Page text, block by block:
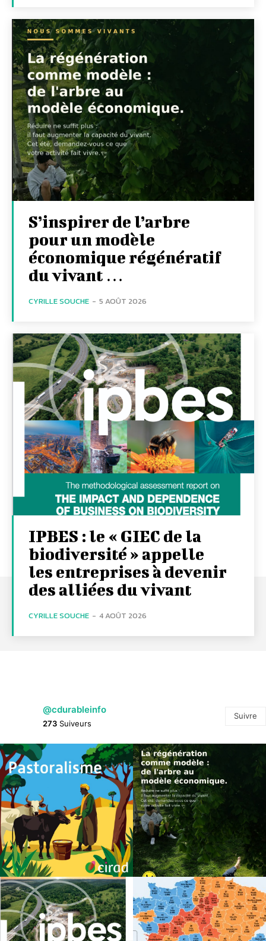
S’inspirer de l’arbre
pour un modèle
économique régénératif
du vivant …
CYRILLE SOUCHE - 5 AOÛT 2026
IPBES : le « GIEC de la
biodiversité » appelle
les entreprises à devenir
des alliées du vivant
CYRILLE SOUCHE - 4 AOÛT 2026
@cdurableinfo
273 Suiveurs
Suivre